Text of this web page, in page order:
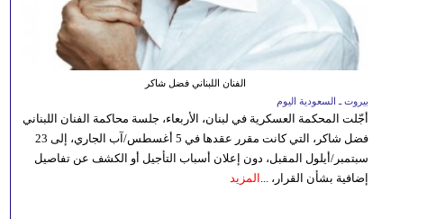
الفنان اللبناني فضل شاكر
بيروت ـ السعودية اليوم
أجّلت المحكمة العسكرية في لبنان، الأربعاء، جلسة محاكمة الفنان اللبناني
فضل شاكر، التي كانت مقرر عقدها في 5 أغسطس/آب الجاري، إلى 23
سبتمبر/أيلول المقبل، دون إعلان أسباب التأجيل أو الكشف عن تفاصيل
إضافية بشأن القرار، ... المزيد